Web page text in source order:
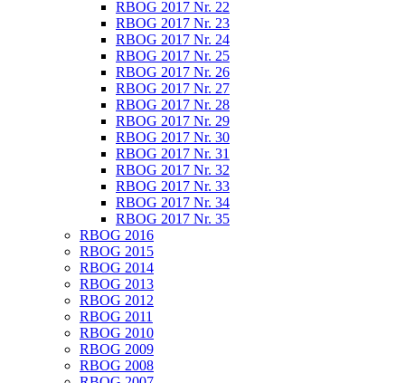
RBOG 2017 Nr. 22
RBOG 2017 Nr. 23
RBOG 2017 Nr. 24
RBOG 2017 Nr. 25
RBOG 2017 Nr. 26
RBOG 2017 Nr. 27
RBOG 2017 Nr. 28
RBOG 2017 Nr. 29
RBOG 2017 Nr. 30
RBOG 2017 Nr. 31
RBOG 2017 Nr. 32
RBOG 2017 Nr. 33
RBOG 2017 Nr. 34
RBOG 2017 Nr. 35
RBOG 2016
RBOG 2015
RBOG 2014
RBOG 2013
RBOG 2012
RBOG 2011
RBOG 2010
RBOG 2009
RBOG 2008